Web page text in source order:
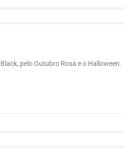
pelo Outubro Rosa e o Halloween.